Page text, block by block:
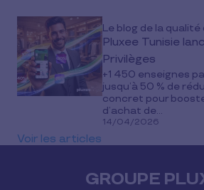
Le blog de la qualité
Pluxee Tunisie
Privilèges
+1 450 enseignes
jusqu’à 50 % de
concret pour
d’achat de...
14/04/2026
Voir les articles
GROUPE